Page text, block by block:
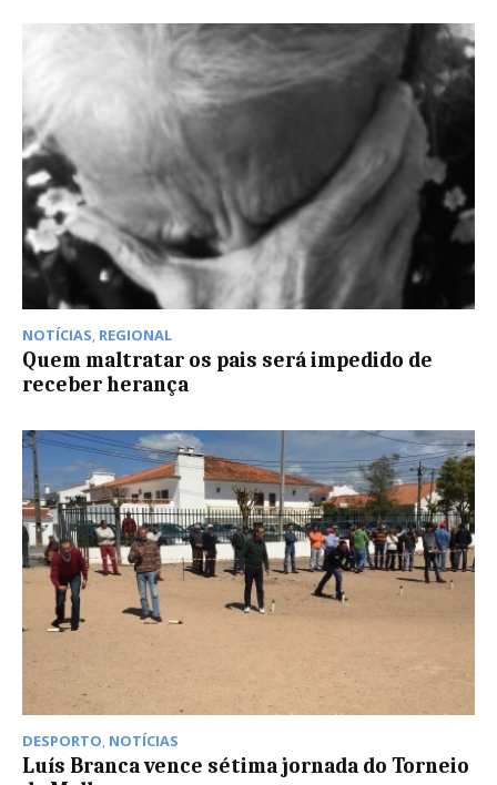
NOTÍCIAS REGIONAL
Quem maltratar os pais será impedido de
receber herança
DESPORTO NOTÍCIAS
Luís Branca vence sétima jornada do Torneio